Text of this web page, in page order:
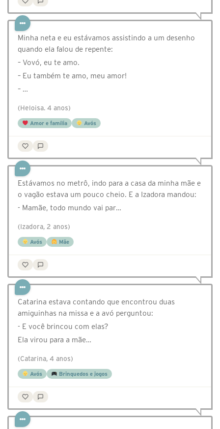
Minha neta e eu estávamos assistindo a um desenho
quando ela falou de repente:
– Vovó, eu te amo.
– Eu também te amo, meu amor!
– …
(Heloisa. 4 anos)
Amor e família Avós
Estávamos no metrô, indo para a casa da minha mãe e
o vagão estava um pouco cheio. E a Izadora mandou:
- Mamãe, todo mundo vai par…
(Izadora, 2 anos)
Avós Mãe
Catarina estava contando que encontrou duas
amiguinhas na missa e a avó perguntou:
- E você brincou com elas?
Ela virou para a mãe…
(Catarina, 4 anos)
Avós Brinquedos e jogos